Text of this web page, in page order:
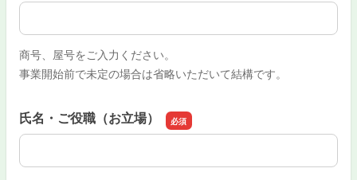
貴社名（商号・屋号）
商号、屋号をご入力ください。
事業開始前で未定の場合は省略いただいて結構です。
氏名・ご役職（お立場）
氏名・ご役職（お立場）